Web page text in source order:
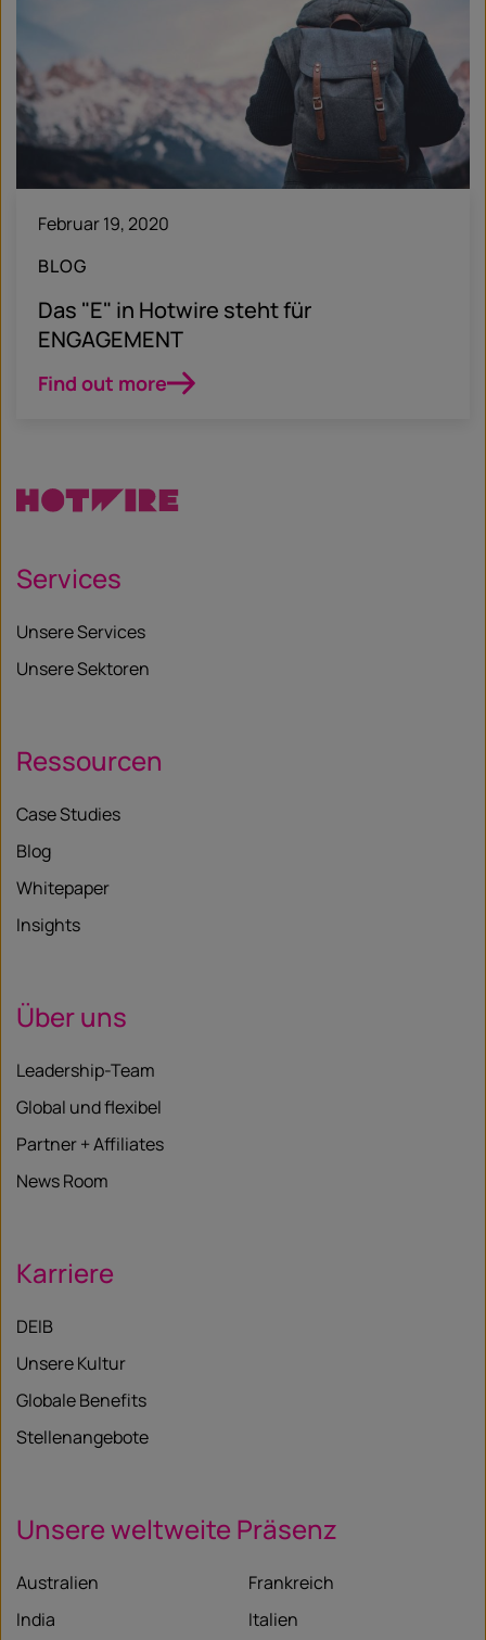
Februar 19, 2020
BLOG
Das "E" in Hotwire steht für
ENGAGEMENT
Find out more
Services
Unsere Services
Unsere Sektoren
Ressourcen
Case Studies
Blog
Whitepaper
Insights
Über uns
Leadership-Team
Global und flexibel
Partner + Affiliates
News Room
Karriere
DEIB
Unsere Kultur
Globale Benefits
Stellenangebote
Unsere weltweite Präsenz
Australien
Frankreich
India
Italien